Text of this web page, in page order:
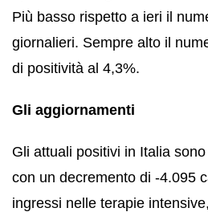
Più basso rispetto a ieri il
giornalieri. Sempre alto il
di positività al 4,3%.
Gli aggiornamenti
Gli attuali positivi in Italia
con un decremento di -4.095
ingressi nelle terapie